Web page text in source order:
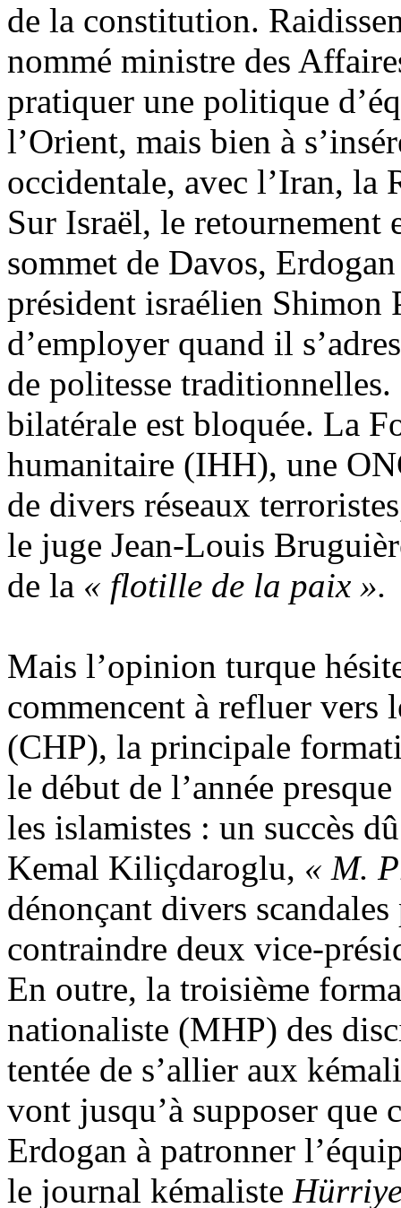
de la constitution.
nommé ministre des
pratiquer une politique
l’Orient, mais bien à
occidentale, avec l’Iran, la
Sur Israël, le retournement
sommet de Davos, Erdogan
président israélien Shimon
d’employer quand il
de politesse
bilatérale est bloquée. La
humanitaire (IHH), une
de divers réseaux
le juge Jean-Louis
de la « flotille de la paix ».
Mais l’opinion turque
commencent à refluer
(CHP), la principale
le début de l’année
les islamistes : un succès
Kemal Kiliçdaroglu, « M.
dénonçant divers
contraindre deux vice-
En outre, la troisième
nationaliste (MHP) des
tentée de s’allier aux
vont jusqu’à supposer que
Erdogan à patronner
le journal kémaliste